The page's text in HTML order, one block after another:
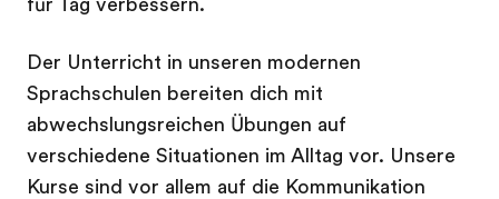
für Tag verbessern.
Der Unterricht in unseren modernen
Sprachschulen bereiten dich mit
abwechslungsreichen Übungen auf
verschiedene Situationen im Alltag vor. Unsere
Kurse sind vor allem auf die Kommunikation